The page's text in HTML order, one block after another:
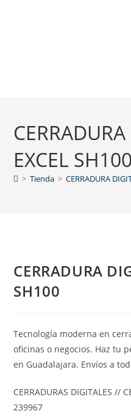
EXCEL SH100
> Tienda > CERRADURA
CERRADURA
SH100
Tecnología moderna en
oficinas o negocios. Haz tu
en Guadalajara. Envíos a
CERRADURAS DIGITALES //
239967